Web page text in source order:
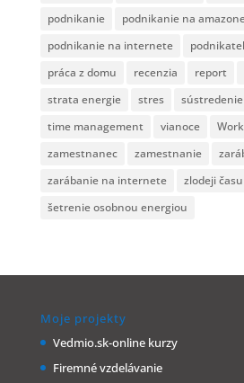
podnikanie
podnikanie na
podnikanie na internete
podnikateľ
práca z domu
recenzia report
strata energie
stres
sústredenie
time management
vianoce
zamestnanec
zamestnanie
zarábanie na internete
zlodeji času
šetrenie osobnou energiou
Moje projekty
Vedmio.sk-online kurzy
Firemné vzdelávanie